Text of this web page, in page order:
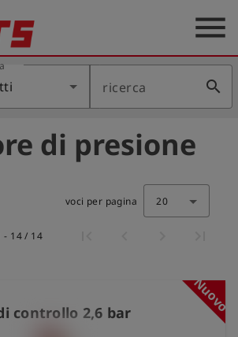
menu
ricerca search
di presione
voci per pagina 20
- 14 / 14
controllo 2,6 bar Nuovo